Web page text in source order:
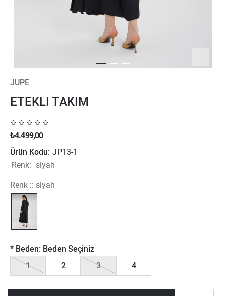
JUPE
ETEKLI TAKIM
₺4.499,00
Ürün Kodu: JP13-1
Renk: siyah
Renk :: siyah
* Beden: Beden Seçiniz
1
2 3 4